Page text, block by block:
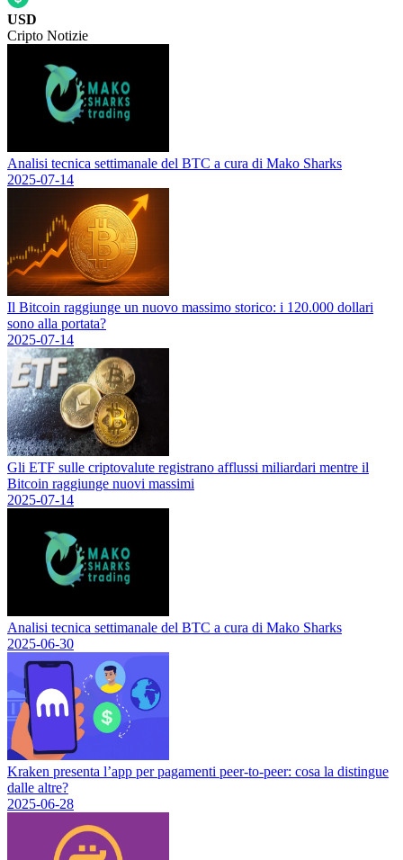
USD
Cripto Notizie
Analisi tecnica settimanale del BTC a cura di Mako Sharks
2025-07-14
Il Bitcoin raggiunge un nuovo massimo storico: i 120.000 dollari
sono alla portata?
2025-07-14
Gli ETF sulle criptovalute registrano afflussi miliardari mentre il
Bitcoin raggiunge nuovi massimi
2025-07-14
Analisi tecnica settimanale del BTC a cura di Mako Sharks
2025-06-30
Kraken presenta l’app per pagamenti peer-to-peer: cosa la distingue
dalle altre?
2025-06-28